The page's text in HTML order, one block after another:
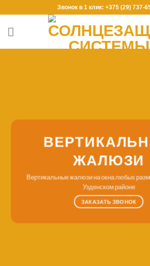
to
content
Звонок в 1 клик: +375 (29) 737-
ЖАЛЮЗИ
Вертикальные жалюзи на окна любых
Узденском районе
ЗАКАЗАТЬ ЗВОНОК